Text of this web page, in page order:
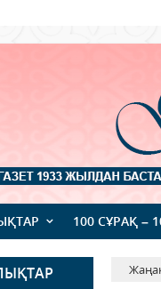
100 СҰРАҚ –